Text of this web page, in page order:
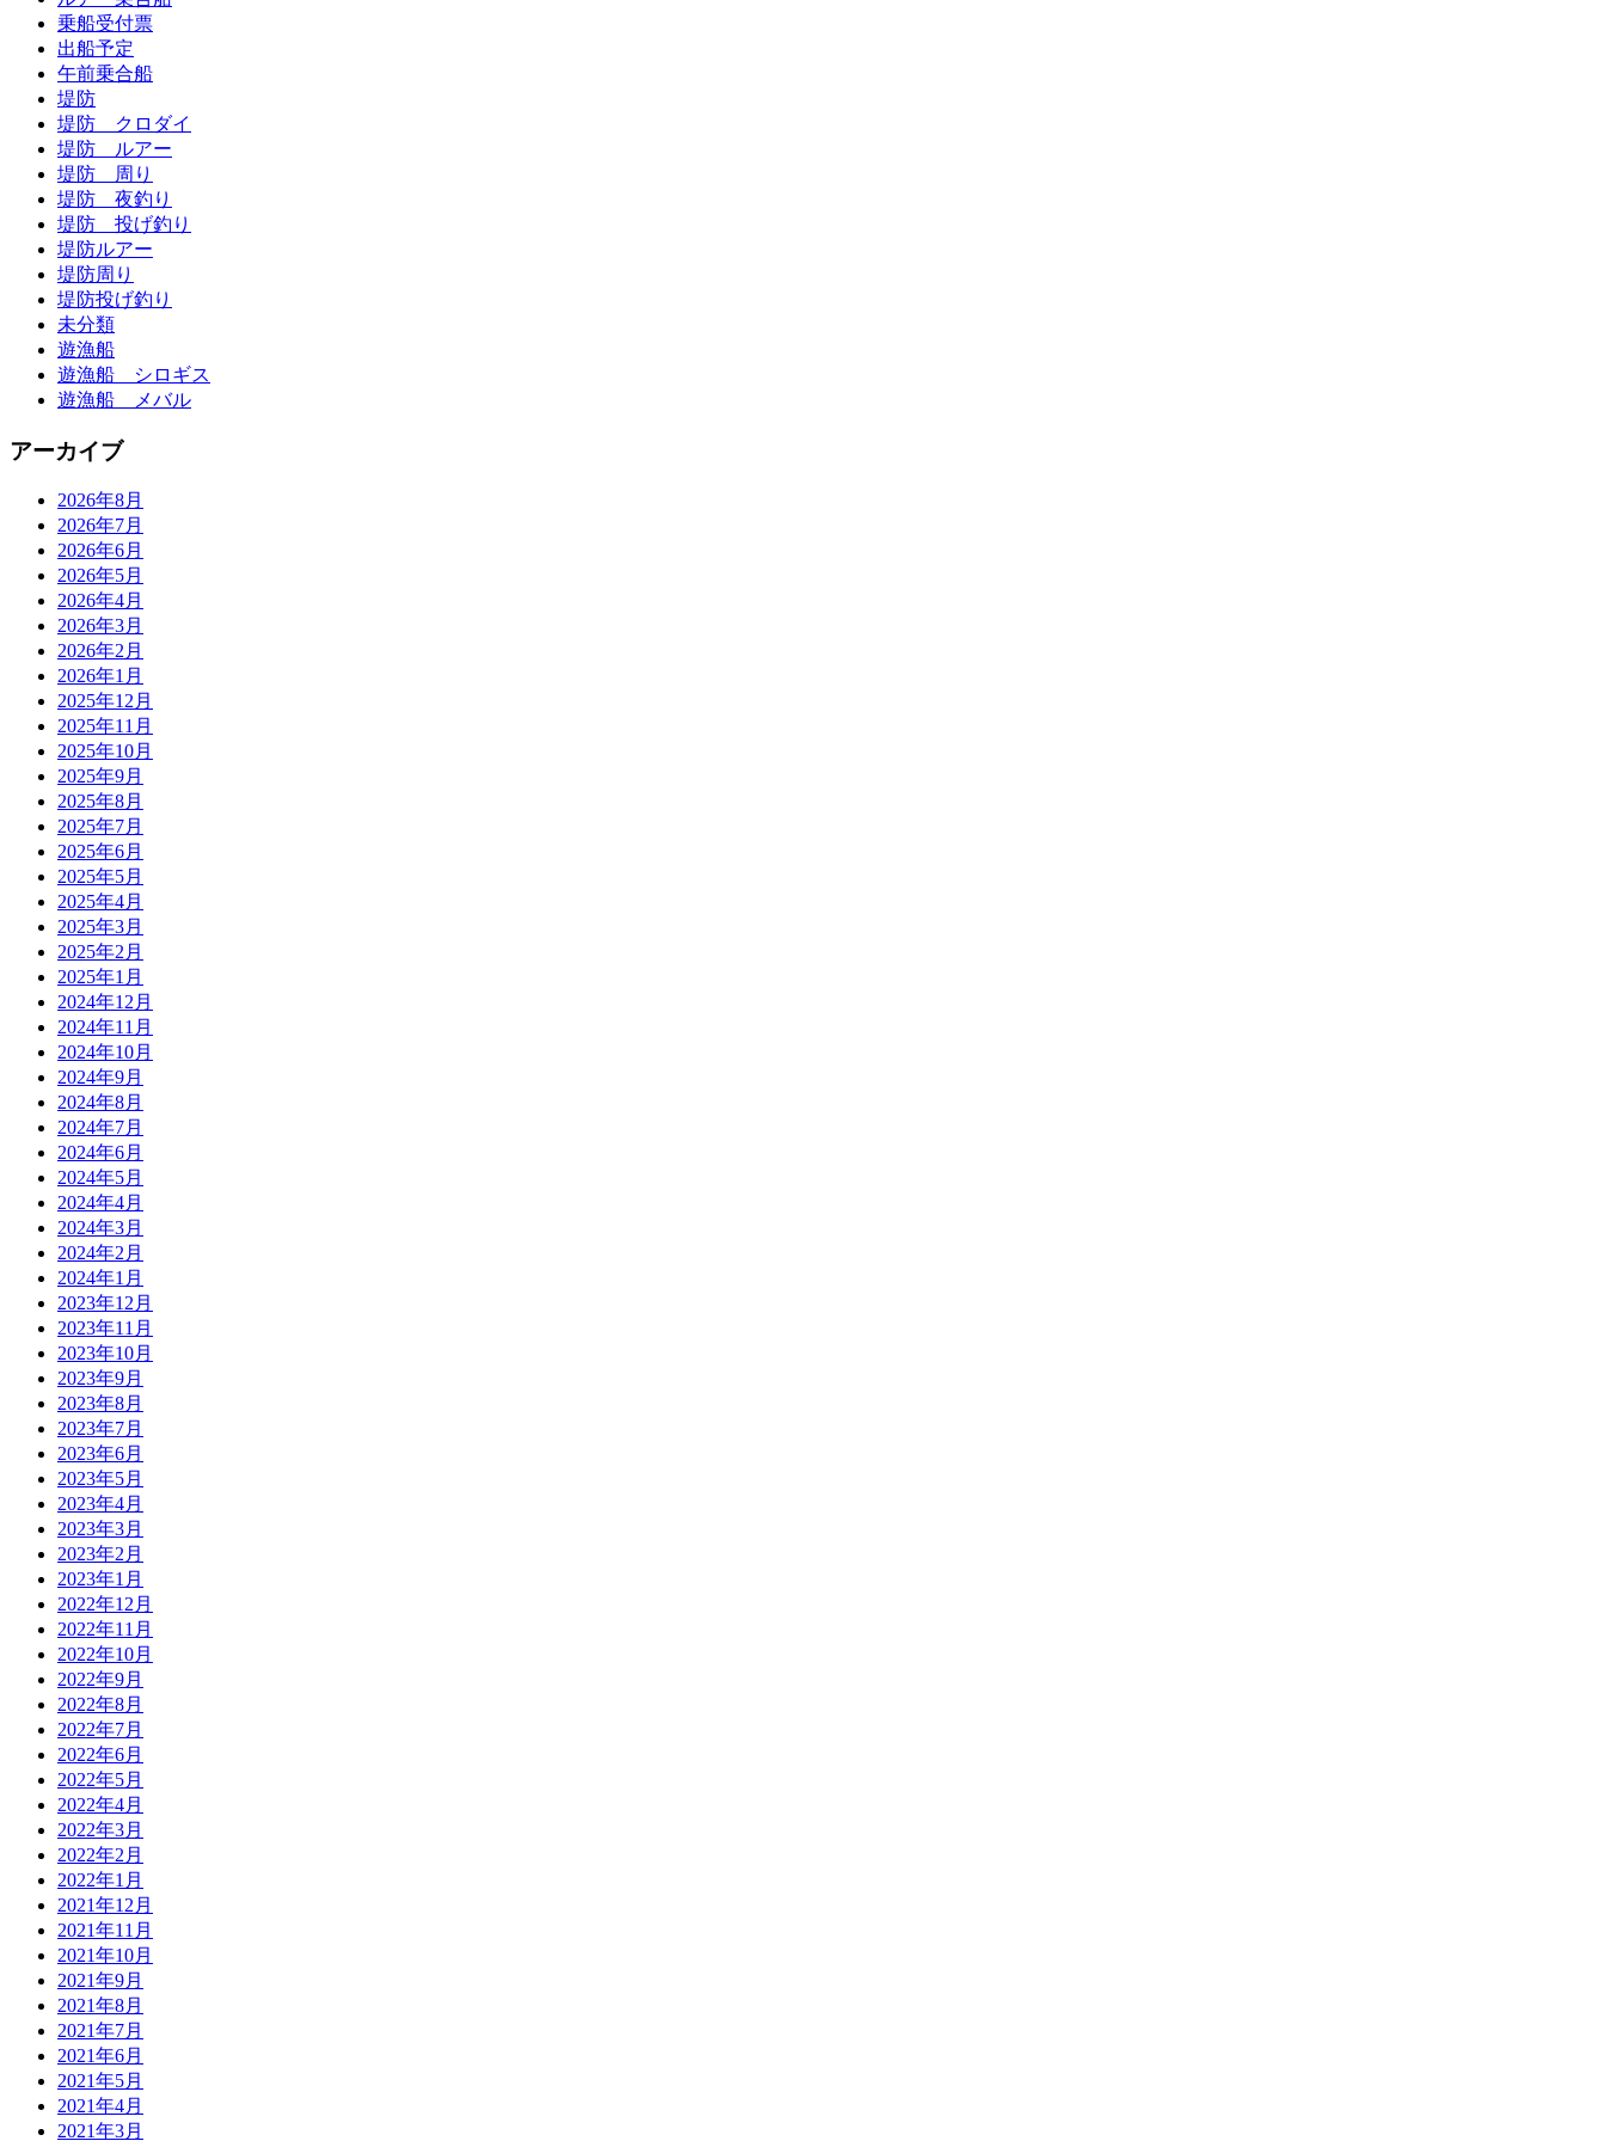
乗船受付票
出船予定
午前乗合船
堤防
堤防 クロダイ
堤防 ルアー
堤防 周り
堤防 夜釣り
堤防 投げ釣り
堤防ルアー
堤防周り
堤防投げ釣り
未分類
遊漁船
遊漁船 シロギス
遊漁船 メバル
アーカイブ
2026年8月
2026年7月
2026年6月
2026年5月
2026年4月
2026年3月
2026年2月
2026年1月
2025年12月
2025年11月
2025年10月
2025年9月
2025年8月
2025年7月
2025年6月
2025年5月
2025年4月
2025年3月
2025年2月
2025年1月
2024年12月
2024年11月
2024年10月
2024年9月
2024年8月
2024年7月
2024年6月
2024年5月
2024年4月
2024年3月
2024年2月
2024年1月
2023年12月
2023年11月
2023年10月
2023年9月
2023年8月
2023年7月
2023年6月
2023年5月
2023年4月
2023年3月
2023年2月
2023年1月
2022年12月
2022年11月
2022年10月
2022年9月
2022年8月
2022年7月
2022年6月
2022年5月
2022年4月
2022年3月
2022年2月
2022年1月
2021年12月
2021年11月
2021年10月
2021年9月
2021年8月
2021年7月
2021年6月
2021年5月
2021年4月
2021年3月